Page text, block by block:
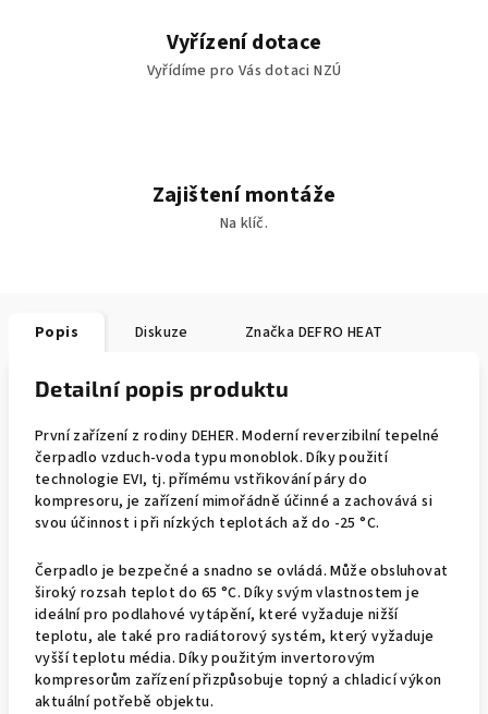
Vyřízení dotace
Vyřídíme pro Vás dotaci NZÚ
Zajištení montáže
Na klíč.
Popis Diskuze Značka DEFRO HEAT
Detailní popis produktu
První zařízení z rodiny DEHER. Moderní reverzibilní tepelné
čerpadlo vzduch-voda typu monoblok. Díky použití
technologie EVI, tj. přímému vstřikování páry do
kompresoru, je zařízení mimořádně účinné a zachovává si
svou účinnost i při nízkých teplotách až do -25 °C.
Čerpadlo je bezpečné a snadno se ovládá. Může obsluhovat
široký rozsah teplot do 65 °C. Díky svým vlastnostem je
ideální pro podlahové vytápění, které vyžaduje nižší
teplotu, ale také pro radiátorový systém, který vyžaduje
vyšší teplotu média. Díky použitým invertorovým
kompresorům zařízení přizpůsobuje topný a chladicí výkon
aktuální potřebě objektu.